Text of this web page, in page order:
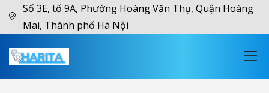
Số 3E, tổ 9A, Phường Hoàng Văn Thụ, Quận Hoàng
Mai, Thành phố Hà Nội